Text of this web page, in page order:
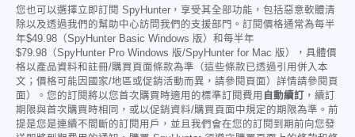
您也可以選擇立即訂閱 SpyHunter，享受其全部功能，包括惡意軟體清
除以及透過我們的幫助中心訪問我們的支援部門。訂閱價格通常為每半
年$49.98 （SpyHunter Basic Windows 版）和每半年
$79.98 （SpyHunter Pro Windows 版/SpyHunter for Mac 版），具體價
格以產品資料和註冊/購買頁面條款為準（這些條款已透過引用併入本
文；價格可能因國家/地區或促銷活動而異，請參閱頁面）詳情請參閱頁
面）。您的訂閱將以您首次購買時適用的標準訂閱費用 自動續訂 ，續訂
期限與首次購買時相同，或以促銷資料/購買頁面中規定的期限為準。前
提是您是連續不間斷的訂閱用戶，並且我們會在您的訂閱到期前向您發